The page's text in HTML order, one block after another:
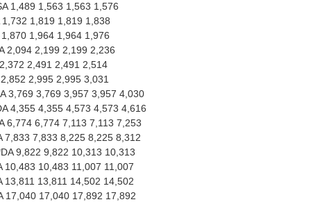
1,489 1,563 1,563 1,576
1,819 1,819 1,838
1,964 1,964 1,976
2,094 2,199 2,199 2,236
2,491 2,491 2,514
2,995 2,995 3,031
3,769 3,769 3,957 3,957 4,030
4,355 4,355 4,573 4,573 4,616
6,774 6,774 7,113 7,113 7,253
7,833 7,833 8,225 8,225 8,312
9,822 9,822 10,313 10,313
10,483 10,483 11,007 11,007
13,811 13,811 14,502 14,502
17,040 17,040 17,892 17,892